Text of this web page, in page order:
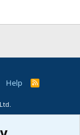
Help
R
S